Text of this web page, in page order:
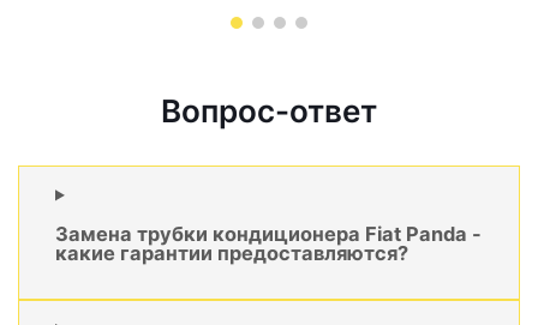
Вопрос-ответ
Замена трубки кондиционера Fiat Panda -
какие гарантии предоставляются?